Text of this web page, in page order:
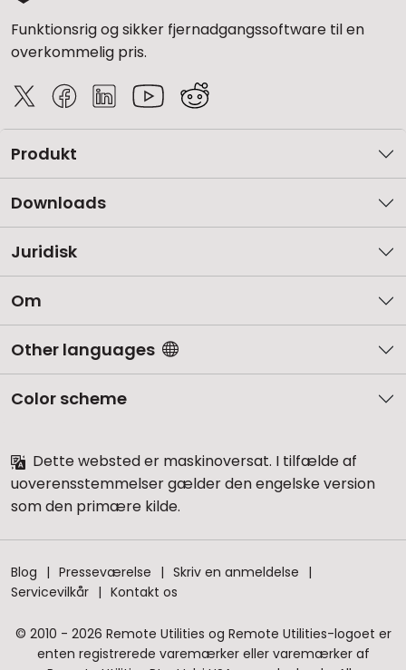
Funktionsrig og sikker fjernadgangssoftware til en
overkommelig pris.
Produkt
Downloads
Juridisk
Om
Other languages
Color scheme
Dette websted er maskinoversat. I tilfælde af
uoverensstemmelser gælder den engelske version
som den primære kilde.
Blog Presseværelse
Skriv en anmeldelse
Servicevilkår
Kontakt os
© 2010 - 2026 Remote Utilities og Remote Utilities-logoet er
enten registrerede varemærker eller varemærker af